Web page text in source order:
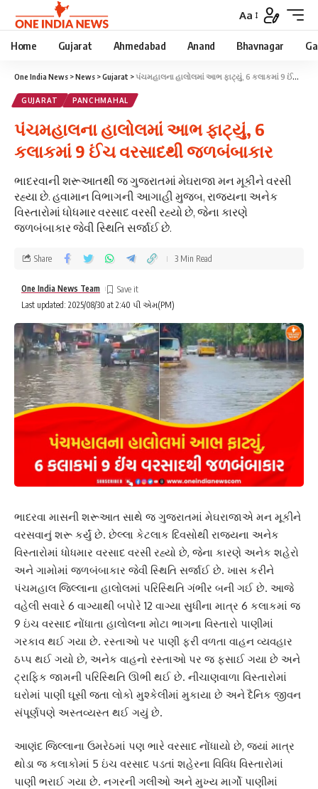
Aa
Home Gujarat Ahmedabad Anand Bhavnagar
One India News >News >Gujarat >પંચમહાલના હાલોલમાં આભ ફાટ્યું, 6 કલાકમાં 9 ઈંચ વરસાદથી જળબંબાકાર
GUJARAT PANCHMAHAL
પંચમહાલના હાલોલમાં આભ ફાટ્યું, 6
કલાકમાં 9 ઈંચ વરસાદથી જળબંબાકાર
ભાદરવાની શરૂઆતથી જ ગુજરાતમાં મેઘરાજા મન મૂકીને વરસી
રહ્યા છે. હવામાન વિભાગની આગાહી મુજબ, રાજ્યના અનેક
વિસ્તારોમાં ધોધમાર વરસાદ વરસી રહ્યો છે, જેના કારણે
જળબંબાકાર જેવી સ્થિતિ સર્જાઈ છે.
Last updated: 2025/08/30 at 2:40 પી એમ(PM)
One India News Team
Share 3 Min Read
ભાદરવા માસની શરૂઆત સાથે જ ગુજરાતમાં મેઘરાજાએ મન મૂકીને
વરસવાનું શરૂ કર્યું છે. છેલ્લા કેટલાક દિવસોથી રાજ્યના અનેક
વિસ્તારોમાં ધોધમાર વરસાદ વરસી રહ્યો છે, જેના કારણે અનેક શહેરો
અને ગામોમાં જળબંબાકાર જેવી સ્થિતિ સર્જાઈ છે. ખાસ કરીને
પંચમહાલ જિલ્લાના હાલોલમાં પરિસ્થિતિ ગંભીર બની ગઈ છે. આજે
વહેલી સવારે 6 વાગ્યાથી બપોરે 12 વાગ્યા સુધીના માત્ર 6 કલાકમાં જ
9 ઇંચ વરસાદ નોંધાતા હાલોલના મોટા ભાગના વિસ્તારો પાણીમાં
ગરકાવ થઈ ગયા છે. રસ્તાઓ પર પાણી ફરી વળતા વાહન વ્યવહાર
ઠપ્પ થઈ ગયો છે, અનેક વાહનો રસ્તાઓ પર જ ફસાઈ ગયા છે અને
ટ્રાફિક જામની પરિસ્થિતિ ઊભી થઈ છે. નીચાણવાળા વિસ્તારોમાં
ઘરોમાં પાણી ઘૂસી જતા લોકો મુશ્કેલીમાં મુકાયા છે અને દૈનિક જીવન
સંપૂર્ણપણે અસ્તવ્યસ્ત થઈ ગયું છે.
આણંદ જિલ્લાના ઉમરેઠમાં પણ ભારે વરસાદ નોંધાયો છે, જ્યાં માત્ર
થોડા જ કલાકોમાં 5 ઇંચ વરસાદ પડતાં શહેરના વિવિધ વિસ્તારોમાં
પાણી ભરાઈ ગયા છે. નગરની ગલીઓ અને મુખ્ય માર્ગો પાણીમાં